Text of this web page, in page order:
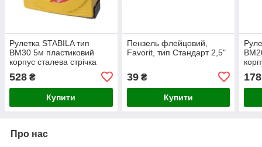
Рулетка STABILA тип
BM30 5м пластиковий
корпус сталева стрічка
528 ₴
Купити
Пензель флейцовий,
Favorit, тип Стандарт 2,5"
39₴
Купити
178
Про нас